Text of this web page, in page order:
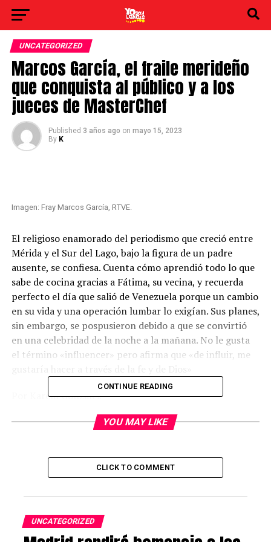
UNCATEGORIZED
Marcos García, el fraile merideño
que conquista al público y a los
jueces de MasterChef
Published 3 años ago on mayo 15, 2023
By K
Imagen: Fray Marcos García, RTVE.
El religioso enamorado del periodismo que creció entre
Mérida y el Sur del Lago, bajo la figura de un padre
ausente, se confiesa. Cuenta cómo aprendió todo lo que
sabe de cocina gracias a Fátima, su vecina, y recuerda
perfecto el día que salió de Venezuela porque un cambio
en su vida y una operación lumbar lo exigían. Sus planes,
sin embargo, se pospusieron debido a que se convirtió
en una celebridad de la noche a la mañana. No le gusta
el término «influencer» pero afirma que «de influir, me
Por Karem González
Marcos García se define como un hombre común y
pero también es periodista, locutor y músico. Sin
embargo,su selección entre 70 mil aspirantes y así
como su participación en la edición 11 del popular
en unacelebrity,título al que jamás aspiró.
CONTINUE READING
YOU MAY LIKE
CLICK TO COMMENT
UNCATEGORIZED